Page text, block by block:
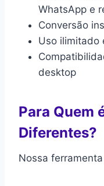
WhatsApp e
Conversão
Uso ilimitado
desktop
Para Quem
Diferentes?
Nossa